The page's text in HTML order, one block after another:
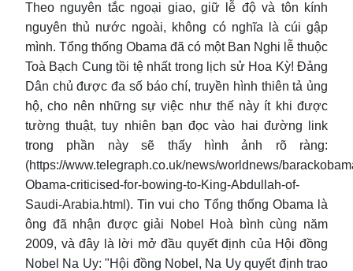
Theo nguyên tắc ngoại giao, giữ lễ độ và tôn kính
nguyên thủ nước ngoài, không có nghĩa là cúi gập
mình. Tổng thống Obama đã có một Ban Nghi lễ thuộc
Toà Bạch Cung tồi tệ nhất trong lịch sử Hoa Kỳ! Đảng
Dân chủ được đa số báo chí, truyền hình thiên tả ủng
hộ, cho nên những sự việc như thế này ít khi được
tường thuật, tuy nhiên bạn đọc vào hai đường link
trong phần này sẽ thấy hình ảnh rõ ràng:
(https://www.telegraph.co.uk/news/worldnews/
Obama-criticised-for-bowing-to-King-Abdullah-of-
Saudi-Arabia.html). Tin vui cho Tổng thống Obama là
ông đã nhận được giải Nobel Hoà bình cùng năm
2009, và đây là lời mở đầu quyết định của Hội đồng
Nobel Na Uy: "Hội đồng Nobel, Na Uy quyết định trao